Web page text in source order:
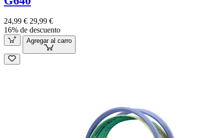
24,99 € 29,99 €
16% de descuento
Agregar al carro